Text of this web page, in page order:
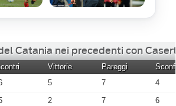
Catania nei precedenti con
Vittorie Pareggi
5 7
4
2 7
6